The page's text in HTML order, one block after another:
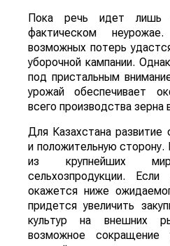
Пока речь идет
фактическом
возможных потерь
уборочной кампании.
под пристальным
урожай обеспечивает
всего производства зерна
Для Казахстана
и положительную
из крупнейших
сельхозпродукции.
окажется ниже
придется увеличить
культур на внешних
возможное